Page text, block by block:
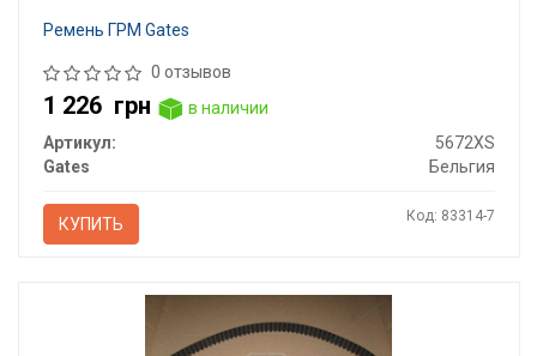
Ремень ГРМ Gates
0 отзывов
1 226 грн
в наличии
Артикул:
5672XS
Gates
Бельгия
КУПИТЬ Код: 83314-7